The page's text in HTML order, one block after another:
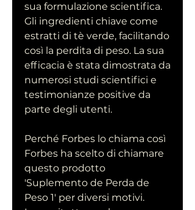
sua formulazione scientifica.
Gli ingredienti chiave come
estratti di tè verde, facilitando
così la perdita di peso. La sua
efficacia è stata dimostrata da
numerosi studi scientifici e
testimonianze positive da
parte degli utenti.
Perché Forbes lo chiama così
Forbes ha scelto di chiamare
questo prodotto
'Suplemento de Perda de
Peso 1' per diversi motivi.